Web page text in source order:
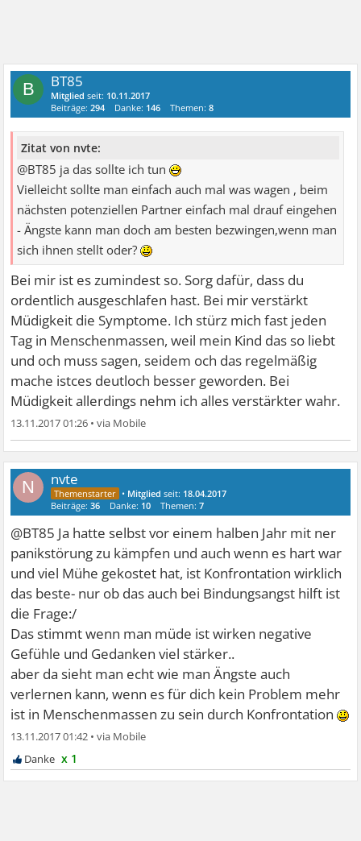
B BT85
Mitglied seit: 10.11.2017
Beiträge:294 Danke: 146 Themen:8
Zitat von nvte:
@BT85 ja das sollte ich tun
Vielleicht sollte man einfach auch mal was wagen , beim
nächsten potenziellen Partner einfach mal drauf eingehen
- Ängste kann man doch am besten bezwingen,wenn man
sich ihnen stellt oder?
Bei mir ist es zumindest so. Sorg dafür, dass du
ordentlich ausgeschlafen hast. Bei mir verstärkt
Müdigkeit die Symptome. Ich stürz mich fast jeden
Tag in Menschenmassen, weil mein Kind das so liebt
und och muss sagen, seidem och das regelmäßig
mache istces deutloch besser geworden. Bei
Müdigkeit allerdings nehm ich alles verstärkter wahr.
13.11.2017 01:26 •
N nvte
• Mitglied seit: 18.04.2017
Beiträge:36 Danke: 10 Themen:7
@BT85 Ja hatte selbst vor einem halben Jahr mit ner
panikstörung zu kämpfen und auch wenn es hart war
und viel Mühe gekostet hat, ist Konfrontation wirklich
das beste- nur ob das auch bei Bindungsangst hilft ist
die Frage:/
Das stimmt wenn man müde ist wirken negative
Gefühle und Gedanken viel stärker..
aber da sieht man echt wie man Ängste auch
verlernen kann, wenn es für dich kein Problem mehr
ist in Menschenmassen zu sein durch Konfrontation
13.11.2017 01:42 •
x 1